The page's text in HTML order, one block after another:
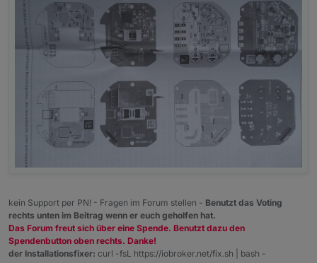
kein Support per PN! - Fragen im Forum stellen - Benutzt das Voting
rechts unten im Beitrag wenn er euch geholfen hat.
Das Forum freut sich über eine Spende. Benutzt dazu den
Spendenbutton oben rechts. Danke!
der Installationsfixer: curl -fsL https://iobroker.net/fix.sh | bash -